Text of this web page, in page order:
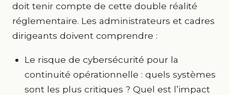
doit tenir compte de cette double réalité
réglementaire. Les administrateurs et cadres
dirigeants doivent comprendre :
Le risque de cybersécurité pour la
continuité opérationnelle : quels systèmes
sont les plus critiques ? Quel est l’impact